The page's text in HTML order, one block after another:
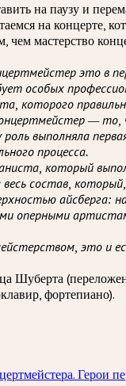
на паузу и
на концерте,
мастерство
это в
особых
которого
—
выполняла
процесса.
который
состав,
оперными
это и
Шуберта
фортепиано).
Герои